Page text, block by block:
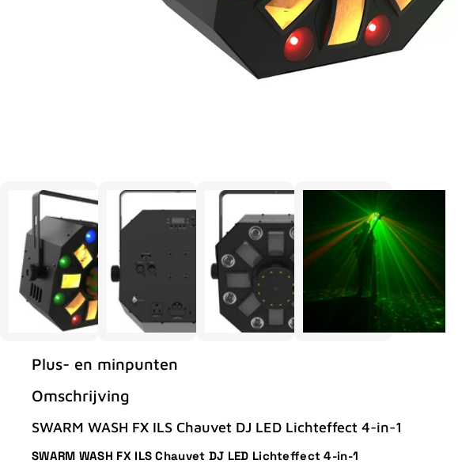
Plus- en minpunten
Omschrijving
SWARM WASH FX ILS Chauvet DJ LED Lichteffect 4-in-1
SWARM WASH FX ILS Chauvet DJ LED Lichteffect 4-in-1